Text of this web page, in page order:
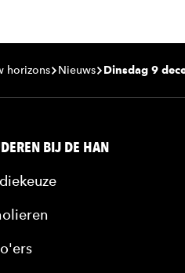
horizons Nieuws Dinsdag 9
BIJ DE HAN